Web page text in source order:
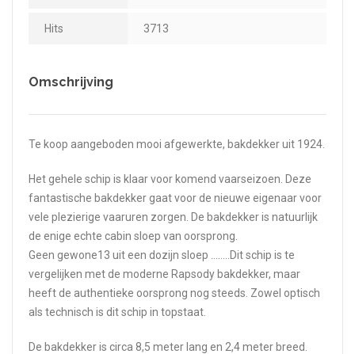
Hits 3713
Omschrijving
Te koop aangeboden mooi afgewerkte, bakdekker uit 1924.
Het gehele schip is klaar voor komend vaarseizoen. Deze
fantastische bakdekker gaat voor de nieuwe eigenaar voor
vele plezierige vaaruren zorgen. De bakdekker is natuurlijk
de enige echte cabin sloep van oorsprong.
Geen gewone13 uit een dozijn sloep ……..Dit schip is te
vergelijken met de moderne Rapsody bakdekker, maar
heeft de authentieke oorsprong nog steeds. Zowel optisch
als technisch is dit schip in topstaat.
De bakdekker is circa 8,5 meter lang en 2,4 meter breed.